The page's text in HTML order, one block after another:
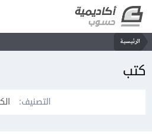
الرئيسية
كتب
التصنيف: